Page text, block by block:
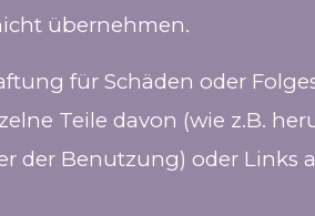
übernehmen.
für Schäden oder
Teile davon (wie z.B.
der Benutzung) oder Links